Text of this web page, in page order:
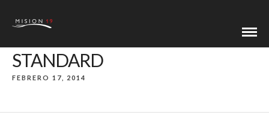
STANDARD
FEBRERO 17, 2014